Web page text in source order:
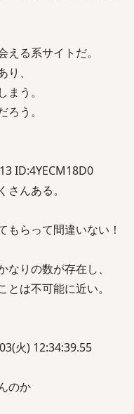
る系サイトだ。
、
う。
う。
ID:4YECM18D0
んある。
もらって間違いない！
りの数が存在し、
は不可能に近い。
火) 12:34:39.55
のか